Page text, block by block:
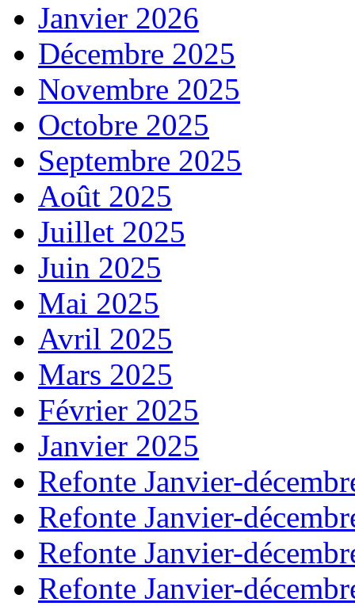
Janvier 2026
Décembre 2025
Novembre 2025
Octobre 2025
Septembre 2025
Août 2025
Juillet 2025
Juin 2025
Mai 2025
Avril 2025
Mars 2025
Février 2025
Janvier 2025
Refonte Janvier-
Refonte Janvier-
Refonte Janvier-
Refonte Janvier-